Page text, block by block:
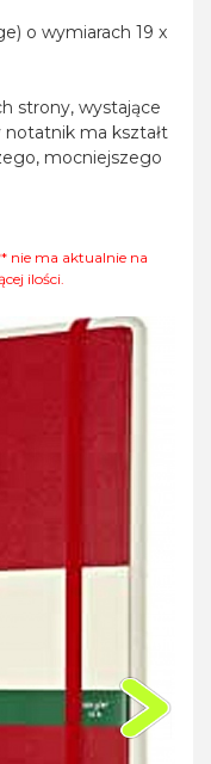
o wymiarach 19 x
strony, wystające
notatnik ma kształt
mocniejszego
nie ma aktualnie na
ilości.